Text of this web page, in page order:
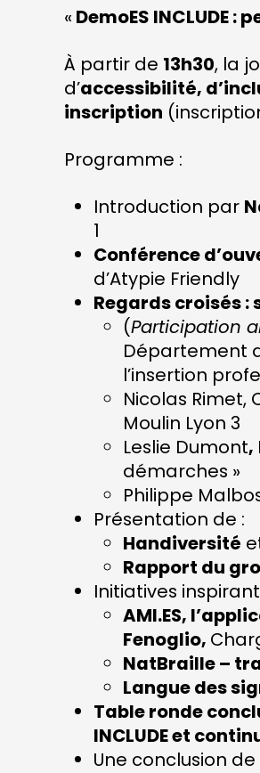
« DemoES INCLUDE
À partir de 13h30, la
d’accessibilité,
inscription
Programme :
Introduction par
1
Conférence
d’Atypie Friendly
Regards croisés
(Participation
Département
l’insertion
Nicolas Rimet,
Moulin Lyon 3
Leslie Dumont,
démarches »
Philippe
Présentation de :
Handiversité
Rapport du
Initiatives
AMI.ES,
Fenoglio,
NatBraille –
Langue des
Table ronde
INCLUDE et
Une conclusion